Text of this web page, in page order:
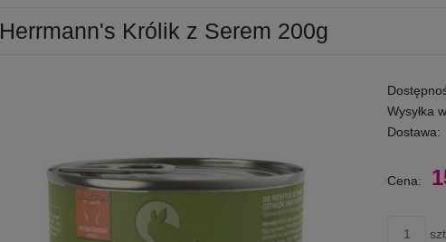
Herrmann's Królik z Serem 200g
Wysyłka
Dostawa:
Cena: